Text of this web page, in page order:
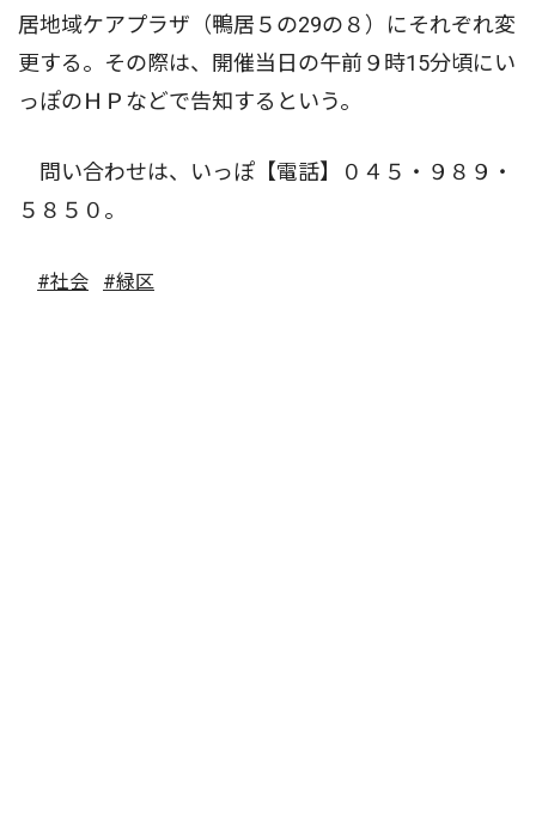
居地域ケアプラザ（鴨居５の29の８）にそれぞれ変
更する。その際は、開催当日の午前９時15分頃にい
っぽのＨＰなどで告知するという。
問い合わせは、いっぽ【電話】０４５・９８９・
５８５０。
#社会 #緑区